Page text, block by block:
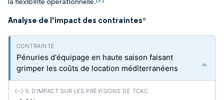
Analyse de l'impact des contraintes*
Pénuries d'équipage en haute saison faisant
grimper les coûts de location méditerranéens